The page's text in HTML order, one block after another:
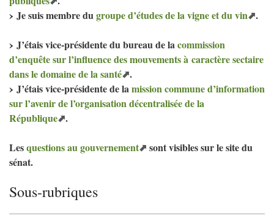
Je suis membre dugroupe d’études de la vigne et du vin .
J’étais vice-présidente du bureau de lacommission
d’enquête sur l’influence des mouvements à caractère sectaire
dans le domaine de la santé .
J’étais vice-présidente de lamission commune d’information
sur l’avenir de l’organisation décentralisée de la
République .
Lesquestions au gouvernement
sont visibles sur le site du
sénat.
Sous-rubriques